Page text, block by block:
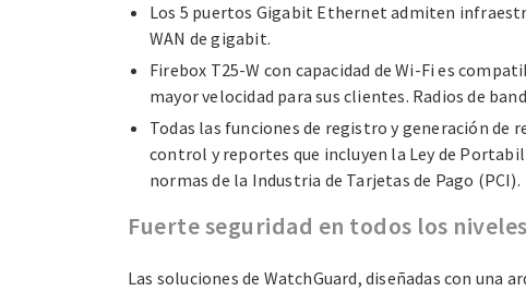
Los 5 puertos Gigabit Ethernet admiten
WAN de gigabit.
Firebox T25-W con capacidad de Wi-Fi es
mayor velocidad para sus clientes. Radios de
Todas las funciones de registro y generación de
control y reportes que incluyen la Ley de
normas de la Industria de Tarjetas de Pago (PCI).
Fuerte seguridad en todos los niveles
Las soluciones de WatchGuard, diseñadas con una